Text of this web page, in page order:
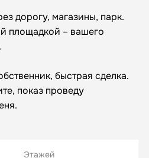
дорогу, магазины, парк.
площадкой – вашего
быстрая сделка.
показ проведу
Этажей